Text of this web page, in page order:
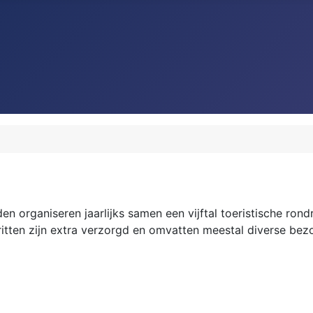
organiseren jaarlijks samen een vijftal toeristische
zijn extra verzorgd en omvatten meestal diverse